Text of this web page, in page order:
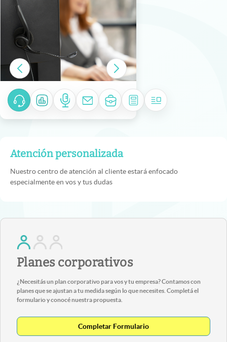
Atención personalizada
Nuestro centro de atención al cliente estará enfocado
especialmente en vos y tus dudas
Planes corporativos
¿Necesitás un plan corporativo para vos y tu empresa? Contamos con
planes que se ajustan a tu medida según lo que necesites. Completá el
formulario y conocé nuestra propuesta.
Completar Formulario